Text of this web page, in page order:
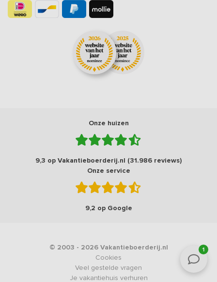
1
Onze huizen
9,3 op Vakantieboerderij.nl (31.986 reviews)
Onze service
9,2 op Google
© 2003 - 2026 Vakantieboerderij.nl
Cookies
Veel gestelde vragen
Je vakantiehuis verhuren